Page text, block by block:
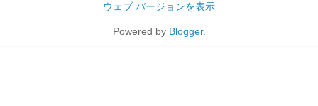
ウェブ バージョンを表示
Powered by Blogger.